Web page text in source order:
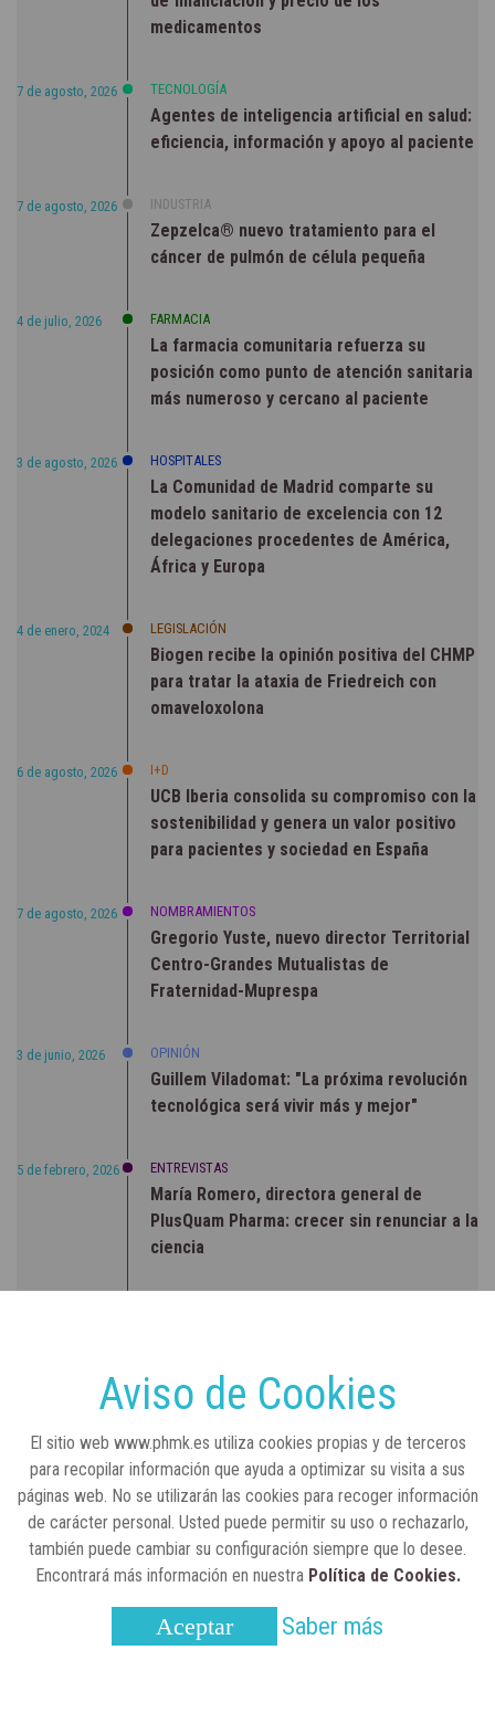
medicamentos
7 de agosto, 2026 TECNOLOGÍA
Agentes de inteligencia artificial en salud:
eficiencia, información y apoyo al paciente
7 de agosto, 2026 INDUSTRIA
Zepzelca® nuevo tratamiento para el
cáncer de pulmón de célula pequeña
4 de julio, 2026 FARMACIA
La farmacia comunitaria refuerza su
posición como punto de atención sanitaria
más numeroso y cercano al paciente
3 de agosto, 2026 HOSPITALES
La Comunidad de Madrid comparte su
modelo sanitario de excelencia con 12
delegaciones procedentes de América,
África y Europa
4 de enero, 2024 LEGISLACIÓN
Biogen recibe la opinión positiva del CHMP
para tratar la ataxia de Friedreich con
omaveloxolona
6 de agosto, 2026 I+D
UCB Iberia consolida su compromiso con la
sostenibilidad y genera un valor positivo
para pacientes y sociedad en España
7 de agosto, 2026 NOMBRAMIENTOS
Gregorio Yuste, nuevo director Territorial
Centro-Grandes Mutualistas de
Fraternidad-Muprespa
3 de junio, 2026 OPINIÓN
Guillem Viladomat: "La próxima revolución
tecnológica será vivir más y mejor"
5 de febrero, 2026 ENTREVISTAS
María Romero, directora general de
PlusQuam Pharma: crecer sin renunciar a la
ciencia
Lilly impulsa "Razones de Peso" para
visibilizar la obesidad
25 de marzo, 2023 ENTRE BASTIDORES
Real Academia Nacional de Farmacia: un
la sociedad actual
Aviso de Cookies
El sitio web www.phmk.es utiliza cookies propias y de terceros
para recopilar información que ayuda a optimizar su visita a sus
páginas web. No se utilizarán las cookies para recoger información
de carácter personal. Usted puede permitir su uso o rechazarlo,
también puede cambiar su configuración siempre que lo desee.
Encontrará más información en nuestra Política de Cookies.
Aceptar Saber más